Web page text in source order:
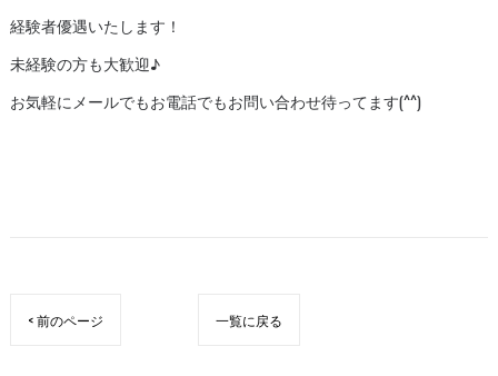
経験者優遇いたします！
未経験の方も大歓迎♪
お気軽にメールでもお電話でもお問い合わせ待ってます(^^)
< 前のページ 一覧に戻る